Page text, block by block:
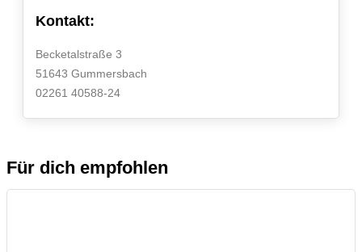
Kontakt:
Becketalstraße 3
51643 Gummersbach
02261 40588-24
Für dich empfohlen